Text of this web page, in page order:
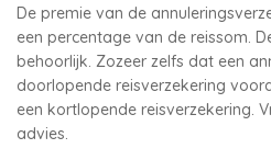
De premie van de
een percentage van de reissom.
behoorlijk. Zozeer zelfs dat een
doorlopende reisverzekering
een kortlopende reisverzekering.
advies.